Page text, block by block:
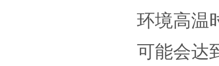
环境高温
可能会达